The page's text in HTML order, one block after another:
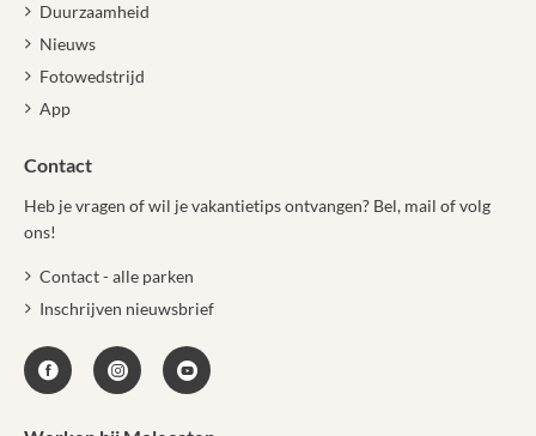
Duurzaamheid
Nieuws
Fotowedstrijd
App
Contact
Heb je vragen of wil je vakantietips ontvangen? Bel, mail of volg
ons!
Contact - alle parken
Inschrijven nieuwsbrief